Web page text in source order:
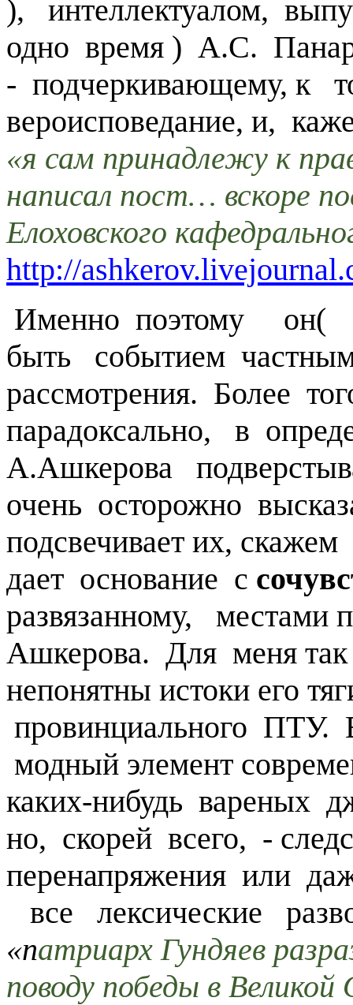
), интеллектуалом,
одно время ) А.С.
- подчеркивающему, к
вероисповедание, и,
«я сам принадлежу к
написал пост… вскоре
Елоховского
http://
Именно поэтому он(
быть событием
рассмотрения. Более
парадоксально, в
А.Ашкерова
очень осторожно
подсвечивает их,
дает основание с
развязанному,
Ашкерова. Для меня
непонятны истоки его
провинциального ПТУ.
модный элемент
каких-нибудь вареных
но, скорей всего, -
перенапряжения или
все лексические
«патриарх Гундяев
поводу победы в